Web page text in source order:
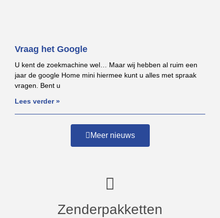
Vraag het Google
U kent de zoekmachine wel… Maar wij hebben al ruim een
jaar de google Home mini hiermee kunt u alles met spraak
vragen. Bent u
Lees verder »
Meer nieuws
Zenderpakketten